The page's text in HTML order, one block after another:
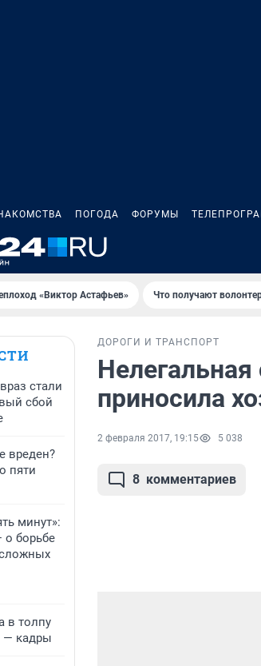
ПОГОДА ФОРУМЫ
«Виктор Астафьев» Что получают
стали
сбой
вреден?
пяти
минут»:
борьбе
в толпу
— кадры
ДОРОГИ И ТРАНСПОРТ
Нелегальная
приносила
2 февраля 2017, 19:15 5 038
8 комментариев